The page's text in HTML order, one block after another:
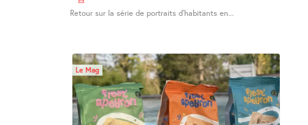
Retour sur la série de portraits d’habitants en...
Le Mag